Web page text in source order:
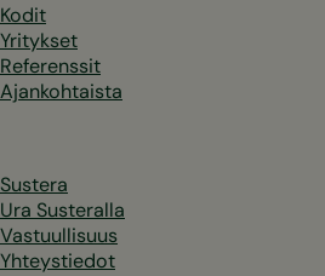
Kodit
Yritykset
Referenssit
Ajankohtaista
Sustera
Ura Susteralla
Vastuullisuus
Yhteystiedot